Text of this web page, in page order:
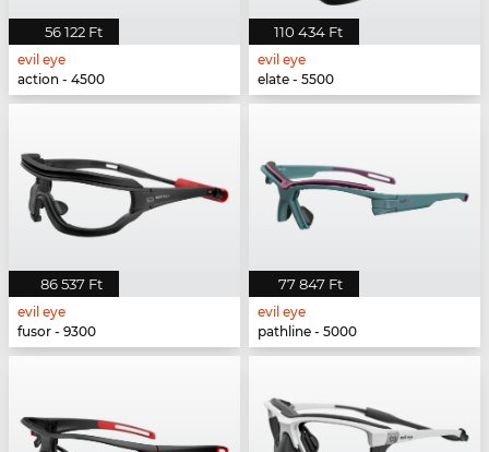
56 122 Ft
evil eye
action - 4500
110 434 Ft
evil eye
elate - 5500
86 537 Ft
evil eye
fusor - 9300
77 847 Ft
evil eye
pathline - 5000